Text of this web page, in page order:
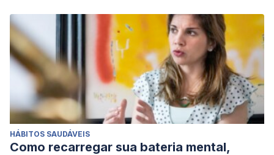
HÁBITOS SAUDÁVEIS
Como recarregar sua bateria mental,